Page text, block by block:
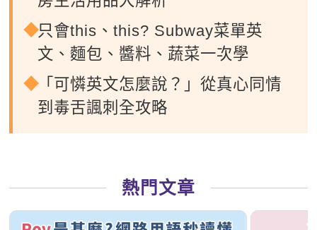
只會this、this? Subway菜單英
文、麵包、醬料、蔬菜一次學
「可憐英文怎麼說？」從真心同情
到毒舌諷刺全攻略
熱門文章